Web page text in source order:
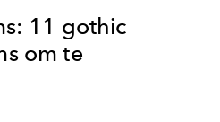
11 gothic
om te